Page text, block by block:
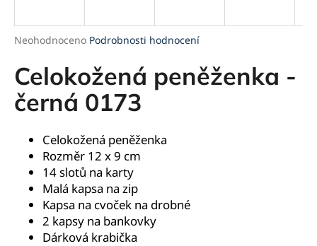
Průměrné
produktu
je
0,0
z
hvězdiček.
Neohodnoceno Podrobnosti hodnocení
Celokožená peněženka -
černá 0173
Celokožená peněženka
Rozměr 12 x 9 cm
14 slotů na karty
Malá kapsa na zip
Kapsa na cvoček na drobné
2 kapsy na bankovky
Dárková krabička
j
t
?
HLEDAT